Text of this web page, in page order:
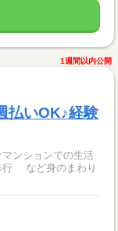
1週間以内公開
払いOK♪経験
ンションでの生活